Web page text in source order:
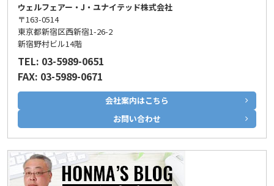
ウェルフェアー・J・ユナイテッド株式会社
〒163-0514
東京都新宿区西新宿1-26-2
新宿野村ビル14階
TEL: 03-5989-0651
FAX: 03-5989-0671
会社案内はこちら
お問い合わせ